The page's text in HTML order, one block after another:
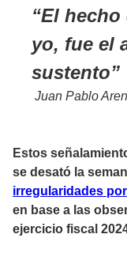
El hecho
yo, fue el
sustento
Juan Pablo
Estos
se desató la
irregularidades
en base a las
ejercicio fiscal